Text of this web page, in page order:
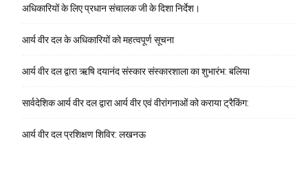
अधिकारियों के लिए प्रधान संचालक जी के दिशा निर्देश।
आर्य वीर दल के अधिकारियों को महत्वपूर्ण सूचना
आर्य वीर दल द्वारा ऋषि दयानंद संस्कार संस्कारशाला का शुभारंभ: बलिया
सार्वदेशिक आर्य वीर दल द्वारा आर्य वीर एवं वीरांगनाओं को कराया ट्रैकिंग:
आर्य वीर दल प्रशिक्षण शिविर: लखनऊ